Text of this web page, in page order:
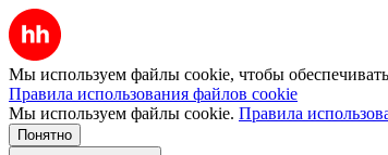
Мы используем файлы cookie, чтобы
Правила использования файлов cookie
Мы используем файлы cookie. Правила
Понятно